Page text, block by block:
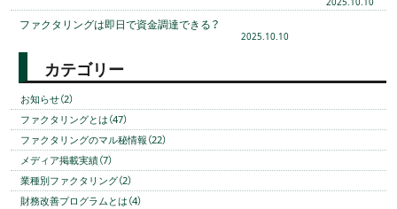
ファクタリングは即日で資金調達できる？
2025.10.10
カテゴリー
お知らせ（2）
ファクタリングとは（47）
ファクタリングのマル秘情報（22）
メディア掲載実績（7）
業種別ファクタリング（2）
財務改善プログラムとは（4）